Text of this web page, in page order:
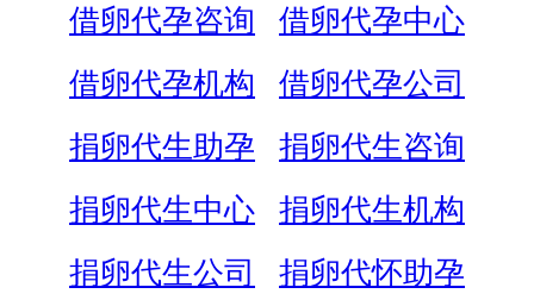
借卵代孕咨询
借卵代孕中心
借卵代孕机构
借卵代孕公司
捐卵代生助孕
捐卵代生咨询
捐卵代生中心
捐卵代生机构
捐卵代生公司
捐卵代怀助孕